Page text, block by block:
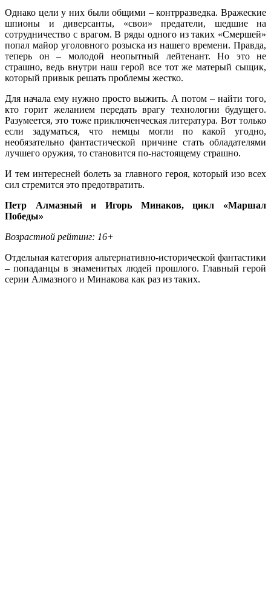
Однако цели у них были общими – контрразведка. Вражеские
шпионы и диверсанты, «свои» предатели, шедшие на
сотрудничество с врагом. В ряды одного из таких «Смершей»
попал майор уголовного розыска из нашего времени. Правда,
теперь он – молодой неопытный лейтенант. Но это не
страшно, ведь внутри наш герой все тот же матерый сыщик,
который привык решать проблемы жестко.
Для начала ему нужно просто выжить. А потом – найти того,
кто горит желанием передать врагу технологии будущего.
Разумеется, это тоже приключенческая литература. Вот только
если задуматься, что немцы могли по какой угодно,
необязательно фантастической причине стать обладателями
лучшего оружия, то становится по-настоящему страшно.
И тем интересней болеть за главного героя, который изо всех
сил стремится это предотвратить.
Петр Алмазный и Игорь Минаков, цикл «Маршал
Победы»
Возрастной рейтинг: 16+
Отдельная категория альтернативно-исторической фантастики
– попаданцы в знаменитых людей прошлого. Главный герой
серии Алмазного и Минакова как раз из таких.